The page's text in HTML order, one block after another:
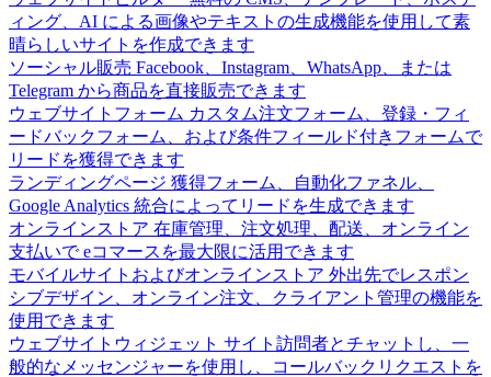
ィング、AI による画像やテキストの生成機能を使用して素
晴らしいサイトを作成できます
ソーシャル販売 Facebook、Instagram、WhatsApp、または
Telegram から商品を直接販売できます
ウェブサイトフォーム カスタム注文フォーム、登録・フィ
ードバックフォーム、および条件フィールド付きフォームで
リードを獲得できます
ランディングページ 獲得フォーム、自動化ファネル、
Google Analytics 統合によってリードを生成できます
オンラインストア 在庫管理、注文処理、配送、オンライン
支払いで eコマースを最大限に活用できます
モバイルサイトおよびオンラインストア 外出先でレスポン
シブデザイン、オンライン注文、クライアント管理の機能を
使用できます
ウェブサイトウィジェット サイト訪問者とチャットし、一
般的なメッセンジャーを使用し、コールバックリクエストを